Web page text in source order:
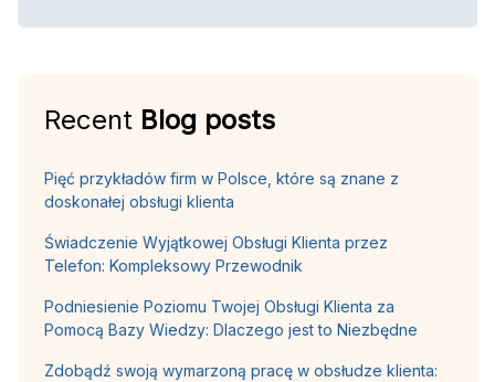
Recent Blog posts
Pięć przykładów firm w Polsce, które są znane z
doskonałej obsługi klienta
Świadczenie Wyjątkowej Obsługi Klienta przez
Telefon: Kompleksowy Przewodnik
Podniesienie Poziomu Twojej Obsługi Klienta za
Pomocą Bazy Wiedzy: Dlaczego jest to Niezbędne
Zdobądź swoją wymarzoną pracę w obsłudze klienta: